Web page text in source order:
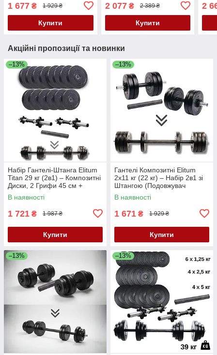
Діаметр 30 мм
1 677 ₴ 1 929 ₴
Купити
2 077₴ 2 389 ₴
Купити
2
Акційні пропозиції та новинки
–13%
Набір Гантелі-Штанга Elitum
Titan 29 кг (2в1) – Композитні
Диски, 2 Грифи 45 см +
Перехідник, ABS-Покриття
В наявності
1 721 ₴ 1 987 ₴
Купити
–13%
Гантелі Композитні Elitum
2х11 кг (22 кг) – Набір 2в1 зі
Штангою (Подовжувач
Грифа), ABS-Покриття,
Діаметр 30 мм
В наявності
1 671 ₴ 1 929 ₴
Купити
–13% –13%